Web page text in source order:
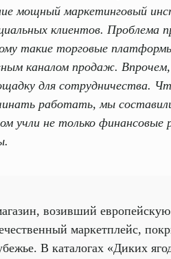
мощный маркетинговый
клиентов. Проблема
такие торговые
каналом продаж.
для сотрудничества.
работать, мы
учли не только
возивший европейскую
маркетплейс,
В каталогах «Диких